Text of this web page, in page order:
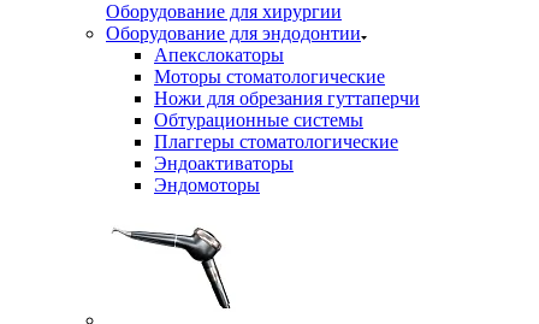
Оборудование для хирургии
Оборудование для эндодонтии
Апекслокаторы
Моторы стоматологические
Ножи для обрезания гуттаперчи
Обтурационные системы
Плаггеры стоматологические
Эндоактиваторы
Эндомоторы